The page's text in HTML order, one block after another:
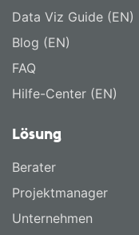
Data Viz Guide (EN)
Blog (EN)
FAQ
Hilfe-Center (EN)
Lösung
Berater
Projektmanager
Unternehmen